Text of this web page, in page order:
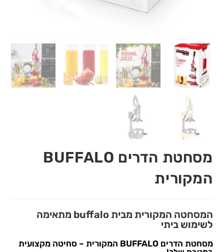
מסחטת הדרים BUFFALO
המקורית
המסחטה המקורית מבית buffalo מתאימה
לשימוש ביתי
מסחטת הדרים BUFFALO המקורית – סחיטה מקצועית